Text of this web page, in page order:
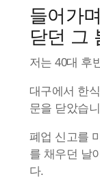
들어가
닫던 그
저는 40대 후
대구에서 한
문을 닫았습
폐업 신고를
를 채우던 날
다.